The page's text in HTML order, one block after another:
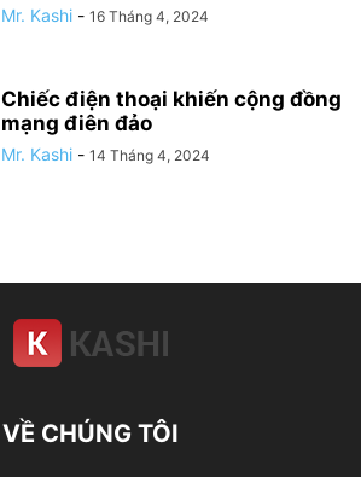
Mr. Kashi - 16 Tháng 4, 2024
Chiếc điện thoại khiến cộng đồng
mạng điên đảo
Mr. Kashi - 14 Tháng 4, 2024
VỀ CHÚNG TÔI